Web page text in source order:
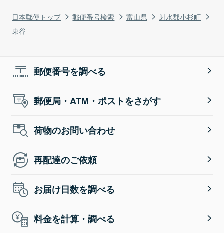
日本郵便トップ 郵便番号検索 富山県
射水郡小杉町
東谷
郵便番号を調べる
郵便局・ATM・ポストをさがす
荷物のお問い合わせ
再配達のご依頼
お届け日数を調べる
料金を計算・調べる